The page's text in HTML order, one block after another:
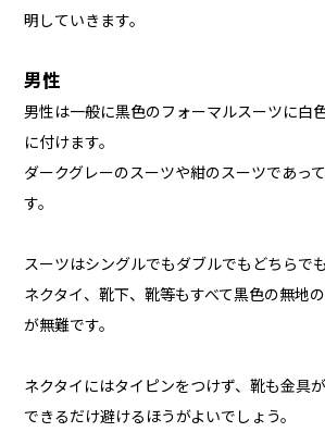
明していきます。
男性
男性は一般に黒色のフォーマルスーツに白
に付けます。
ダークグレーのスーツや紺のスーツであっ
す。
スーツはシングルでもダブルでもどちらで
ネクタイ、靴下、靴等もすべて黒色の無地
が無難です。
ネクタイにはタイピンをつけず、靴も金具
できるだけ避けるほうがよいでしょう。